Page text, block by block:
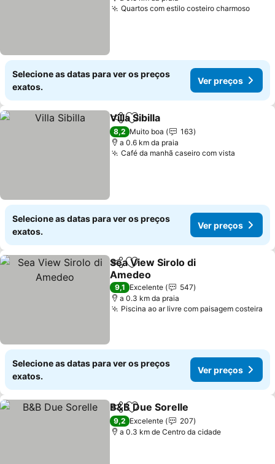
Quartos com estilo costeiro charmosoVer
Selecione as datas para ver os preços
exatos.
Ver preços
PartilharAdicionar aos favoritos
Villa Sibilla
8,2 Muito boa
163
a 0.6 km da praia
Café da manhã caseiro com vista
Selecione as datas para ver os preços
exatos.
Ver preços
PartilharAdicionar aos favoritos
Sea View Sirolo di
Amedeo
Ver preços
9,1 Excelente
547
a 0.3 km da praia
Piscina ao ar livre com paisagem costeira
Selecione as datas para ver os preços
exatos.
Ver preços
PartilharAdicionar aos favoritos
B&B Due Sorelle
9,2 Excelente
207
a 0.3 km de Centro da cidade